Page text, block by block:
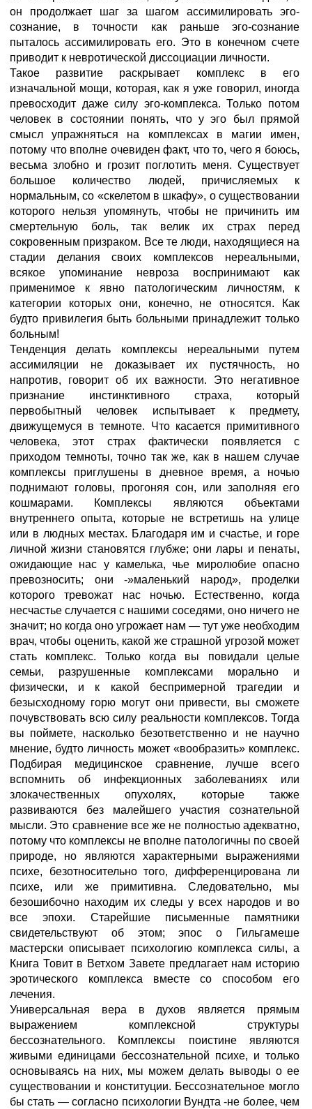
он продолжает шаг за шагом ассимилировать эго-
сознание, в точности как раньше эго-сознание
пыталось ассимилировать его. Это в конечном счете
приводит к невротической диссоциации личности.
Такое развитие раскрывает комплекс в его
изначальной мощи, которая, как я уже говорил, иногда
превосходит даже силу эго-комплекса. Только потом
человек в состоянии понять, что у эго был прямой
смысл упражняться на комплексах в магии имен,
потому что вполне очевиден факт, что то, чего я боюсь,
весьма злобно и грозит поглотить меня. Существует
большое количество людей, причисляемых к
нормальным, со «скелетом в шкафу», о существовании
которого нельзя упомянуть, чтобы не причинить им
смертельную боль, так велик их страх перед
сокровенным призраком. Все те люди, находящиеся на
стадии делания своих комплексов нереальными,
всякое упоминание невроза воспринимают как
применимое к явно патологическим личностям, к
категории которых они, конечно, не относятся. Как
будто привилегия быть больными принадлежит только
больным!
Тенденция делать комплексы нереальными путем
ассимиляции не доказывает их пустячность, но
напротив, говорит об их важности. Это негативное
признание инстинктивного страха, который
первобытный человек испытывает к предмету,
движущемуся в темноте. Что касается примитивного
человека, этот страх фактически появляется с
приходом темноты, точно так же, как в нашем случае
комплексы приглушены в дневное время, а ночью
поднимают головы, прогоняя сон, или заполняя его
кошмарами. Комплексы являются объектами
внутреннего опыта, которые не встретишь на улице
или в людных местах. Благодаря им и счастье, и горе
личной жизни становятся глубже; они лары и пенаты,
ожидающие нас у камелька, чье миролюбие опасно
превозносить; они -»маленький народ», проделки
которого тревожат нас ночью. Естественно, когда
несчастье случается с нашими соседями, оно ничего не
значит; но когда оно угрожает нам — тут уже необходим
врач, чтобы оценить, какой же страшной угрозой может
стать комплекс. Только когда вы повидали целые
семьи, разрушенные комплексами морально и
физически, и к какой беспримерной трагедии и
безысходному горю могут они привести, вы сможете
почувствовать всю силу реальности комплексов. Тогда
вы поймете, насколько безответственно и не научно
мнение, будто личность может «вообразить» комплекс.
Подбирая медицинское сравнение, лучше всего
вспомнить об инфекционных заболеваниях или
злокачественных опухолях, которые также
развиваются без малейшего участия сознательной
мысли. Это сравнение все же не полностью адекватно,
потому что комплексы не вполне патологичны по своей
природе, но являются характерными выражениями
психе, безотносительно того, дифференцирована ли
психе, или же примитивна. Следовательно, мы
безошибочно находим их следы у всех народов и во
все эпохи. Старейшие письменные памятники
свидетельствуют об этом; эпос о Гильгамеше
мастерски описывает психологию комплекса силы, а
Книга Товит в Ветхом Завете предлагает нам историю
эротического комплекса вместе со способом его
лечения.
Универсальная вера в духов является прямым
выражением комплексной структуры
бессознательного. Комплексы поистине являются
живыми единицами бессознательной психе, и только
основываясь на них, мы можем делать выводы о ее
существовании и конституции. Бессознательное могло
бы стать — согласно психологии Вундта -не более, чем